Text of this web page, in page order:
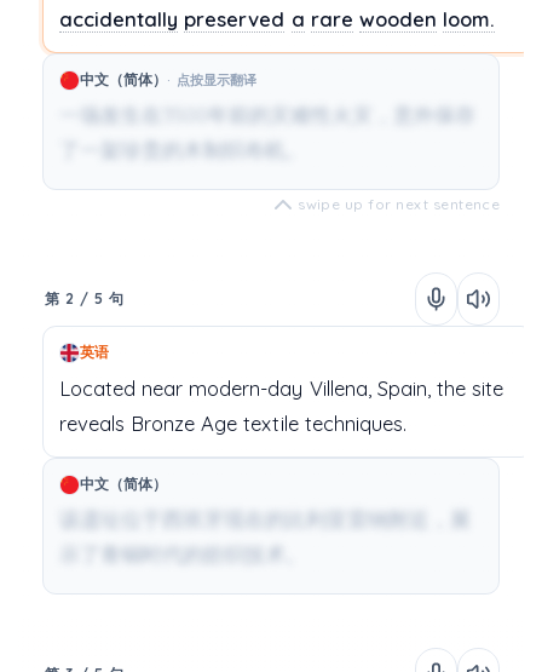
accidentally preserved a rare wooden loom.
中文（简体） 点按显示翻译
一场发生在3500年前的灾难性火灾，意外保存
了一架珍贵的木制织布机。
swipe up for next sentence
第 2 / 5 句
英语
Located near modern-day Villena, Spain, the site
reveals Bronze Age textile techniques.
中文（简体）
示了青铜时代的纺织技术。